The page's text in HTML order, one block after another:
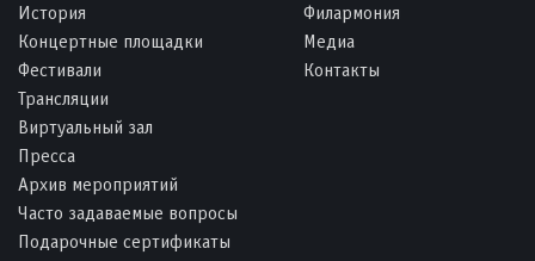
История
Концертные площадки
Фестивали
Трансляции
Виртуальный зал
Пресса
Архив мероприятий
Часто задаваемые вопросы
Подарочные сертификаты
Филармония
Медиа
Контакты